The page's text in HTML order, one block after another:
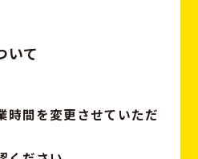
いて
時間を変更させていただ